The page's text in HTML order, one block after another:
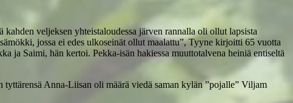
veljeksen yhteistaloudessa järven rannalla oli ollut lapsista
jossa ei edes ulkoseinät ollut maalattu”, Tyyne kirjoitti 65 vuotta
ja Saimi, hän kertoi. Pekka-isän hakiessa muuttotalvena heiniä entiseltä
Anna-Liisan oli määrä viedä saman kylän ”pojalle” Viljam